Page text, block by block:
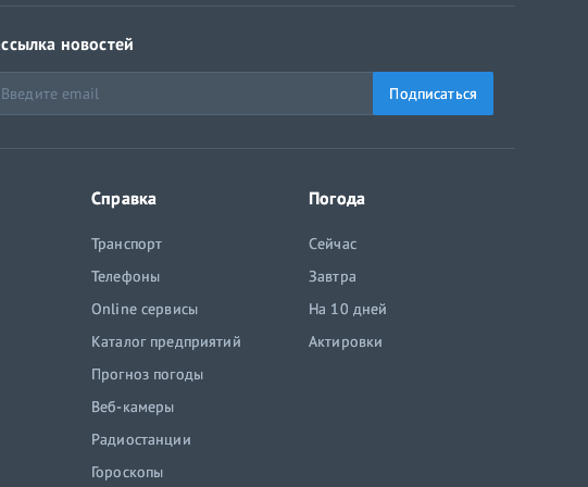
новостей
Подписаться
Справка
Транспорт
Телефоны
Online сервисы
Каталог предприятий
Прогноз погоды
Веб-камеры
Радиостанции
Гороскопы
Погода
Сейчас
Завтра
На 10 дней
Актировки